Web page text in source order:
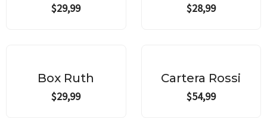
$29,99 $28,99
Box Ruth
$29,99
Cartera Rossi
$54,99